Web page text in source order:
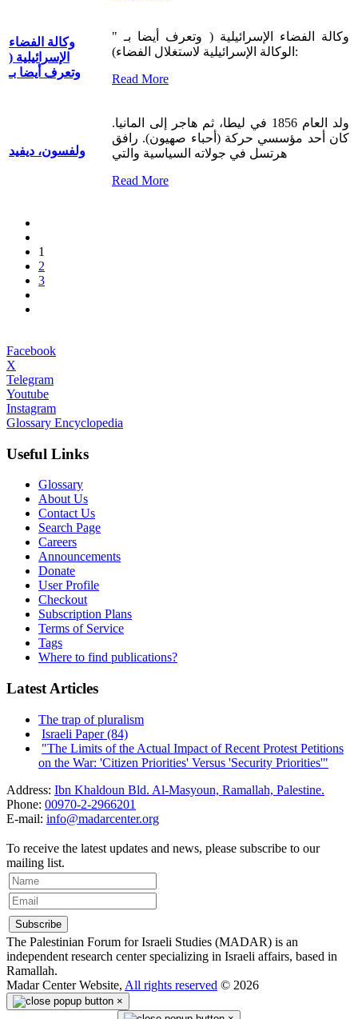
وكالة الفضاء
الإسرائيلية (
وتعرف أيضا بـ
وكالة الفضاء الإسرائيلية ( وتعرف أيضا بـ "
الوكالة الإسرائيلية لاستغلال الفضاء):
Read More
ولفسون، ديفيد
ولد العام 1856 في ليطا، ثم هاجر إلى المانيا.
كان أحد مؤسسي حركة (أحباء صهيون). رافق
هرتسل في جولاته السياسية والتي
Read More
1
2
3
Facebook
X
Telegram
Youtube
Instagram
Glossary Encyclopedia
Useful Links
Glossary
About Us
Contact Us
Search Page
Careers
Announcements
Donate
User Profile
Checkout
Subscription Plans
Terms of Service
Tags
Where to find publications?
Latest Articles
The trap of pluralism
Israeli Paper (84)
"The Limits of the Actual Impact of Recent Protest Petitions
on the War: 'Citizen Priorities' Versus 'Security Priorities'"
Address: Ibn Khaldoun Bld. Al-Masyoun, Ramallah, Palestine.
Phone: 00970-2-2966201
E-mail: info@madarcenter.org
To receive the latest updates and news, please subscribe to our
mailing list.
The Palestinian Forum for Israeli Studies (MADAR) is an
independent research center specializing in Israeli affairs, based in
Ramallah.
Madar Center Website, All rights reserved © 2026
×